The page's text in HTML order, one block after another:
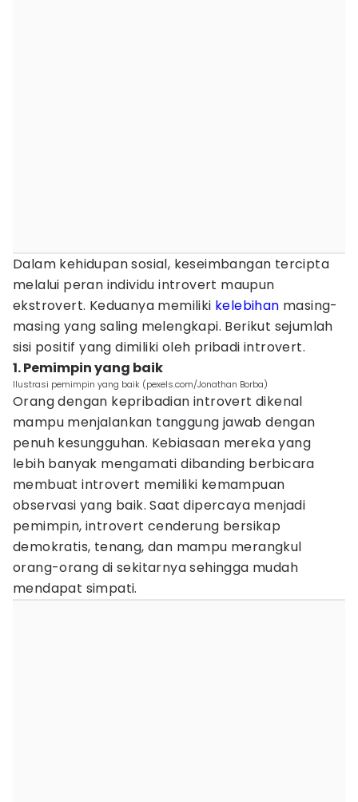
Dalam kehidupan sosial, keseimbangan tercipta
melalui peran individu introvert maupun
ekstrovert. Keduanya memiliki kelebihan masing-
masing yang saling melengkapi. Berikut sejumlah
sisi positif yang dimiliki oleh pribadi introvert.
1. Pemimpin yang baik
Ilustrasi pemimpin yang baik (pexels.com/Jonathan Borba)
Orang dengan kepribadian introvert dikenal
mampu menjalankan tanggung jawab dengan
penuh kesungguhan. Kebiasaan mereka yang
lebih banyak mengamati dibanding berbicara
membuat introvert memiliki kemampuan
observasi yang baik. Saat dipercaya menjadi
pemimpin, introvert cenderung bersikap
demokratis, tenang, dan mampu merangkul
orang-orang di sekitarnya sehingga mudah
mendapat simpati.